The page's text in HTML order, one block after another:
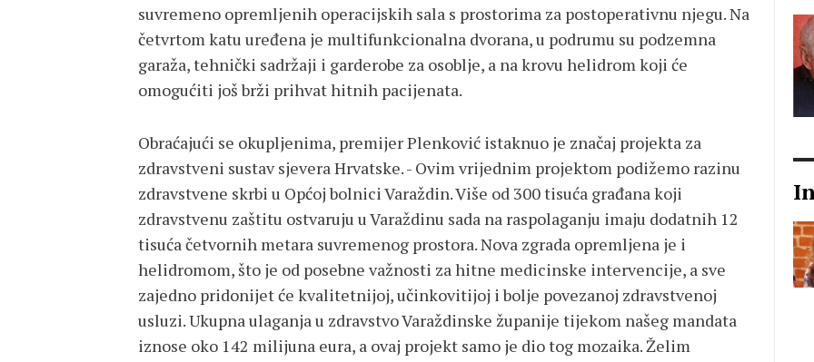
suvremeno opremljenih operacijskih sala s prostorima za postoperativnu njegu. Na
četvrtom katu uređena je multifunkcionalna dvorana, u podrumu su podzemna
garaža, tehnički sadržaji i garderobe za osoblje, a na krovu helidrom koji će
omogućiti još brži prihvat hitnih pacijenata.
Obraćajući se okupljenima, premijer Plenković istaknuo je značaj projekta za
zdravstveni sustav sjevera Hrvatske. - Ovim vrijednim projektom podižemo razinu
zdravstvene skrbi u Općoj bolnici Varaždin. Više od 300 tisuća građana koji
zdravstvenu zaštitu ostvaruju u Varaždinu sada na raspolaganju imaju dodatnih 12
tisuća četvornih metara suvremenog prostora. Nova zgrada opremljena je i
helidromom, što je od posebne važnosti za hitne medicinske intervencije, a sve
zajedno pridonijet će kvalitetnijoj, učinkovitijoj i bolje povezanoj zdravstvenoj
usluzi. Ukupna ulaganja u zdravstvo Varaždinske županije tijekom našeg mandata
iznose oko 142 milijuna eura, a ovaj projekt samo je dio tog mozaika. Želim